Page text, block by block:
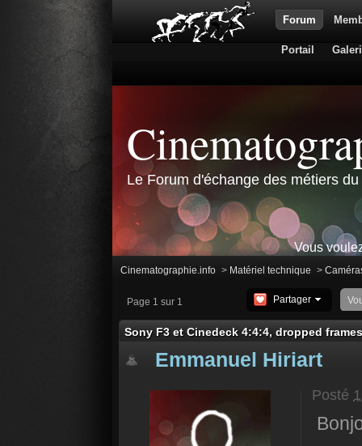
Forum
Portail
Le Forum d'échange des métiers
Vous
Cinematographie.info > Matériel technique >
Page 1 sur 1 Partager
Sony F3 et Cinedeck 4:4:4, dropped
Emmanuel Hiriart
Posté